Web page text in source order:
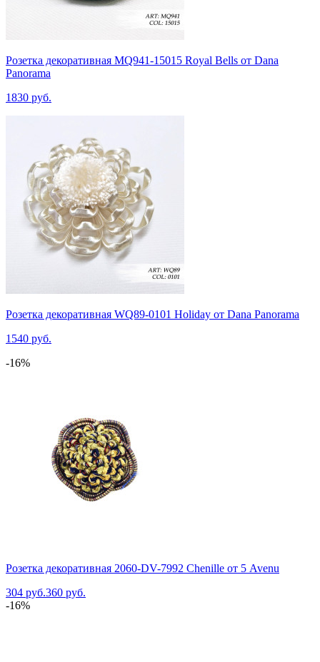
Розетка декоративная MQ941-15015 Royal Bells от Dana
Panorama
1830 руб.
Розетка декоративная WQ89-0101 Holiday от Dana Panorama
1540 руб.
-16%
Розетка декоративная 2060-DV-7992 Chenille от 5 Avenu
304 руб.360 руб.
-16%